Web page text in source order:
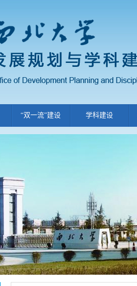
“双一流”建设 学科建设